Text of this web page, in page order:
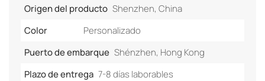
Origen del producto Shenzhen, China
Color
Personalizado
Puerto de embarque Shénzhen, Hong Kong
Plazo de entrega 7-8 días laborables